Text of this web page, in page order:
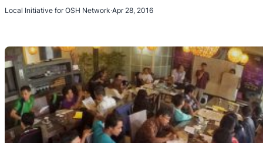
Local Initiative for OSH Network·Apr 28, 2016